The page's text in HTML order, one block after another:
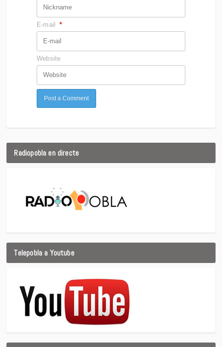
E-mail *
Website
Radiopobla en directe
Telepobla a Youtube